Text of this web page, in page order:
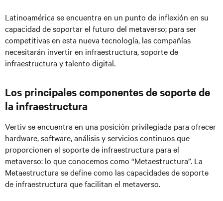
Latinoamérica se encuentra en un punto de inflexión en su
capacidad de soportar el futuro del metaverso; para ser
competitivas en esta nueva tecnología, las compañías
necesitarán invertir en infraestructura, soporte de
infraestructura y talento digital.
Los principales componentes de soporte de
la infraestructura
Vertiv se encuentra en una posición privilegiada para ofrecer
hardware, software, análisis y servicios continuos que
proporcionen el soporte de infraestructura para el
metaverso: lo que conocemos como “Metaestructura”. La
Metaestructura se define como las capacidades de soporte
de infraestructura que facilitan el metaverso.